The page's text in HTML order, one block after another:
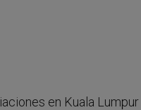
en Kuala Lumpur